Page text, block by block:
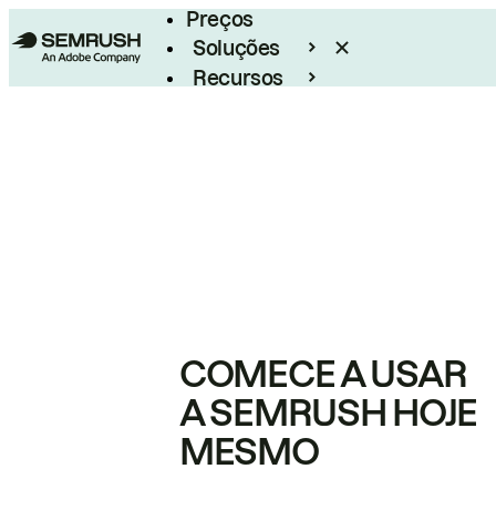
Preços
Soluções
Recursos
COMECE A USAR
A SEMRUSH HOJE
MESMO